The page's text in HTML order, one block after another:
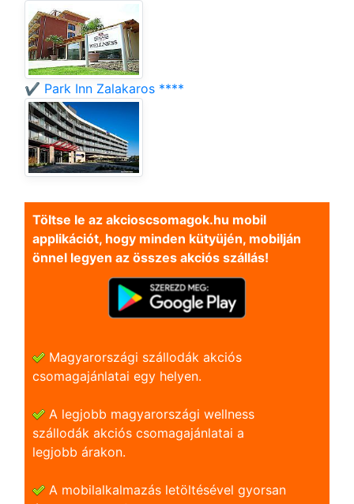
✔️ Park Inn Zalakaros ****
Töltse le az akcioscsomagok.hu mobil
applikációt, hogy minden kütyüjén, mobilján
önnel legyen az összes akciós szállás!
Magyarországi szállodák akciós
csomagajánlatai egy helyen.
A legjobb magyarországi wellness
szállodák akciós csomagajánlatai a
legjobb árakon.
A mobilalkalmazás letöltésével gyorsan